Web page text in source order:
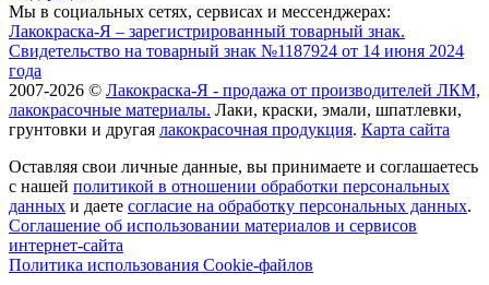
Мы в социальных сетях, сервисах и мессенджерах:
Лакокраска-Я – зарегистрированный товарный знак.
Свидетельство на товарный знак №1187924 от 14 июня 2024
года
2007-2026 © Лакокраска-Я - продажа от производителей ЛКМ,
лакокрасочные материалы. Лаки, краски, эмали, шпатлевки,
грунтовки и другая лакокрасочная продукция. Карта сайта
Оставляя свои личные данные, вы принимаете и соглашаетесь
с нашей политикой в отношении обработки персональных
данных и даете cогласие на обработку персональных данных.
Соглашение об использовании материалов и сервисов
интернет-сайта
Политика использования Cookie-файлов